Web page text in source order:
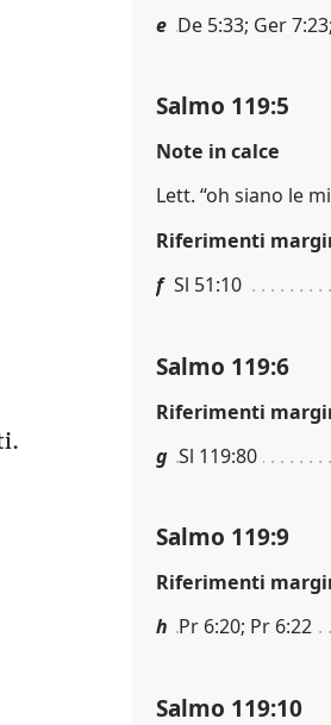
e De 5:33; Ger
Salmo 119:5
Note in calce
Lett. “oh siano le
Riferimenti
f Sl 51:10
Salmo 119:6
Riferimenti
g Sl 119:80
Salmo 119:9
Riferimenti
h Pr 6:20; Pr 6:22
Salmo 119:10